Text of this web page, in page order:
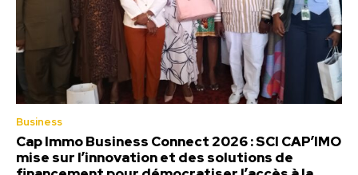
Business
Cap Immo Business Connect 2026 : SCI CAP’IMO
mise sur l’innovation et des solutions de